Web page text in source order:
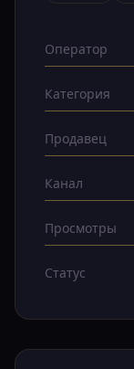
Оператор
Категория
Продавец
Канал
Просмотры
Статус